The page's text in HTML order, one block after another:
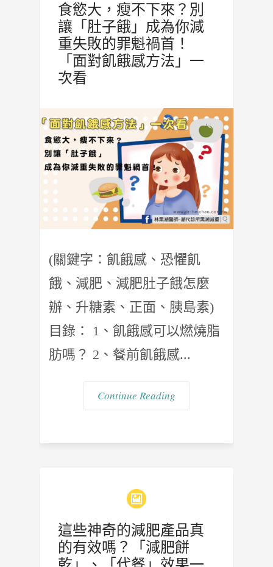
食慾大，瘦不下來？別
讓「肚子餓」成為你減
重失敗的罪魁禍首！
「面對飢餓感方法」一
次看
(關鍵字：飢餓感、恐懼飢
餓、減肥、減肥肚子餓怎麼
辦、升糖素、正面、胰島素)
目錄： 1、飢餓感可以燃燒脂
肪嗎？ 2、餐前飢餓感...
Continue Reading
這些神奇的減肥產品真
的有效嗎？「減肥餅